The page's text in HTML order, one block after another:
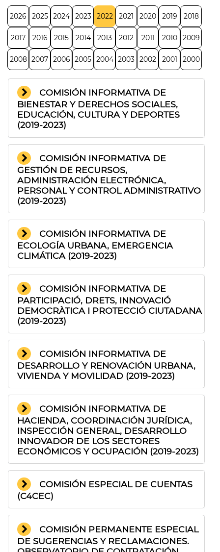
2026 2025 2024 2023 2022 2021 2020 2019 2018
2017 2016 2015 2014 2013 2012 2011 2010 2009
2008 2007 2006 2005 2004 2003 2002 2001 2000
COMISIÓN INFORMATIVA DE
BIENESTAR Y DERECHOS SOCIALES,
EDUCACIÓN, CULTURA Y DEPORTES
(2019-2023)
COMISIÓN INFORMATIVA DE
GESTIÓN DE RECURSOS,
ADMINISTRACIÓN ELECTRÓNICA,
PERSONAL Y CONTROL ADMINISTRATIVO
(2019-2023)
COMISIÓN INFORMATIVA DE
ECOLOGÍA URBANA, EMERGENCIA
CLIMÁTICA (2019-2023)
COMISIÓN INFORMATIVA DE
PARTICIPACIÓ, DRETS, INNOVACIÓ
DEMOCRÀTICA I PROTECCIÓ CIUTADANA
(2019-2023)
COMISIÓN INFORMATIVA DE
DESARROLLO Y RENOVACIÓN URBANA,
VIVIENDA Y MOVILIDAD (2019-2023)
COMISIÓN INFORMATIVA DE
HACIENDA, COORDINACIÓN JURÍDICA,
INSPECCIÓN GENERAL, DESARROLLO
INNOVADOR DE LOS SECTORES
ECONÓMICOS Y OCUPACIÓN (2019-2023)
COMISIÓN ESPECIAL DE CUENTAS
(C4CEC)
COMISIÓN PERMANENTE ESPECIAL
DE SUGERENCIAS Y RECLAMACIONES.